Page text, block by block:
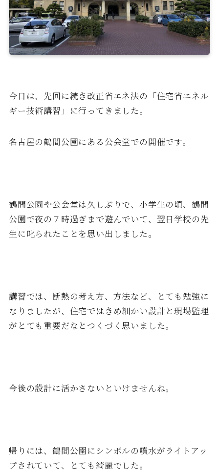
今日は、先回に続き改正省エネ法の「住宅省エネル
ギー技術講習」に行ってきました。
名古屋の鶴間公園にある公会堂での開催です。
鶴間公園や公会堂は久しぶりで、小学生の頃、鶴間
公園で夜の７時過ぎまで遊んでいて、翌日学校の先
生に叱られたことを思い出しました。
講習では、断熱の考え方、方法など、とても勉強に
なりましたが、住宅ではきめ細かい設計と現場監理
がとても重要だなとつくづく思いました。
今後の設計に活かさないといけませんね。
帰りには、鶴間公園にシンボルの噴水がライトアッ
プされていて、とても綺麗でした。